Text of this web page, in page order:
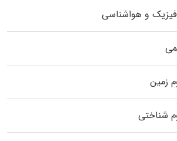
و هواشناسی
زمین
شناختی